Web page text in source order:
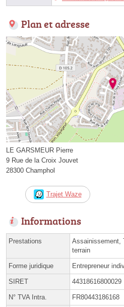
Plan et adresse
LE GARSMEUR Pierre
9 Rue de la Croix Jouvet
28300 Champhol
Trajet Waze
Informations
Prestations
Assainissement,
terrain
Forme juridique Entrepreneur
SIRET 44318616800029
N° TVA Intra. FR80443186168